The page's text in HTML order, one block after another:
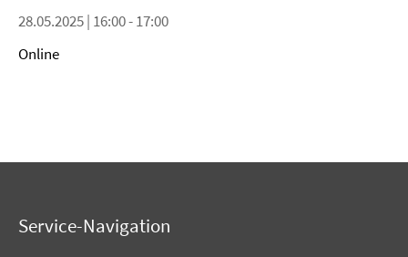
28.05.2025 | 16:00 - 17:00
Online
Service-Navigation